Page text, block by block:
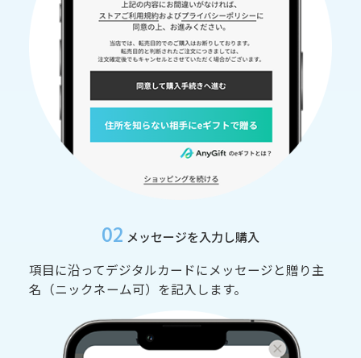
02 メッセージを入力し購入
項目に沿ってデジタルカードにメッセージと贈り主
名（ニックネーム可）を記入します。